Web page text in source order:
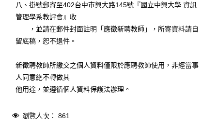
八、掛號郵寄至402台中市興大路145號『國立中興大學 資訊
管理學系教評會』收
，並請在郵件封面註明「應徵新聘教師」，所寄資料請自
留底稿，恕不退件。
新徵聘教師所繳交之個人資料僅限於應聘教師使用，非經當事
人同意絶不轉做其
他用途，並遵循個人資料保護法辦理。
瀏覽人次： 861